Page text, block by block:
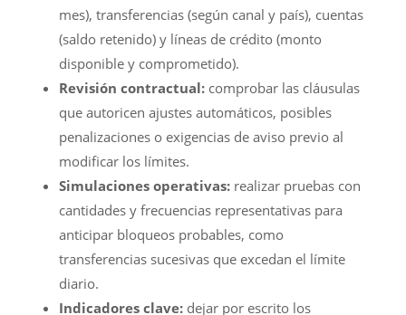
mes), transferencias (según canal y país), cuentas
(saldo retenido) y líneas de crédito (monto
disponible y comprometido).
Revisión contractual: comprobar las cláusulas
que autoricen ajustes automáticos, posibles
penalizaciones o exigencias de aviso previo al
modificar los límites.
Simulaciones operativas: realizar pruebas con
cantidades y frecuencias representativas para
anticipar bloqueos probables, como
transferencias sucesivas que excedan el límite
diario.
Indicadores clave: dejar por escrito los